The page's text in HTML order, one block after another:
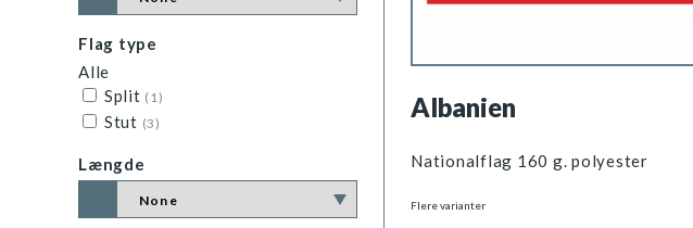
Flag type
Alle
Split (1)
Stut (3)
Længde
Albanien
Nationalflag 160 g. polyester
Flere varianter